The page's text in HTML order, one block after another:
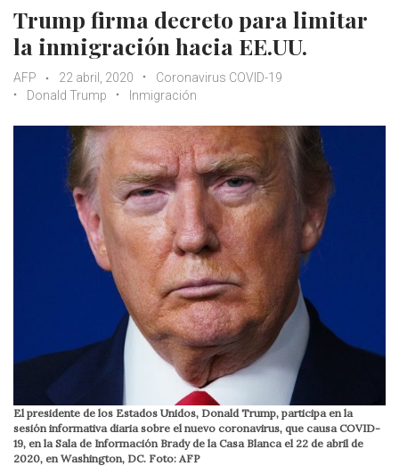
Trump firma decreto para limitar
la inmigración hacia EE.UU.
AFP 22 abril, 2020
Coronavirus COVID-19
Donald Trump
Inmigración
El presidente de los Estados Unidos, Donald Trump, participa en la
sesión informativa diaria sobre el nuevo coronavirus, que causa COVID-
19, en la Sala de Información Brady de la Casa Blanca el 22 de abril de
2020, en Washington, DC. Foto: AFP